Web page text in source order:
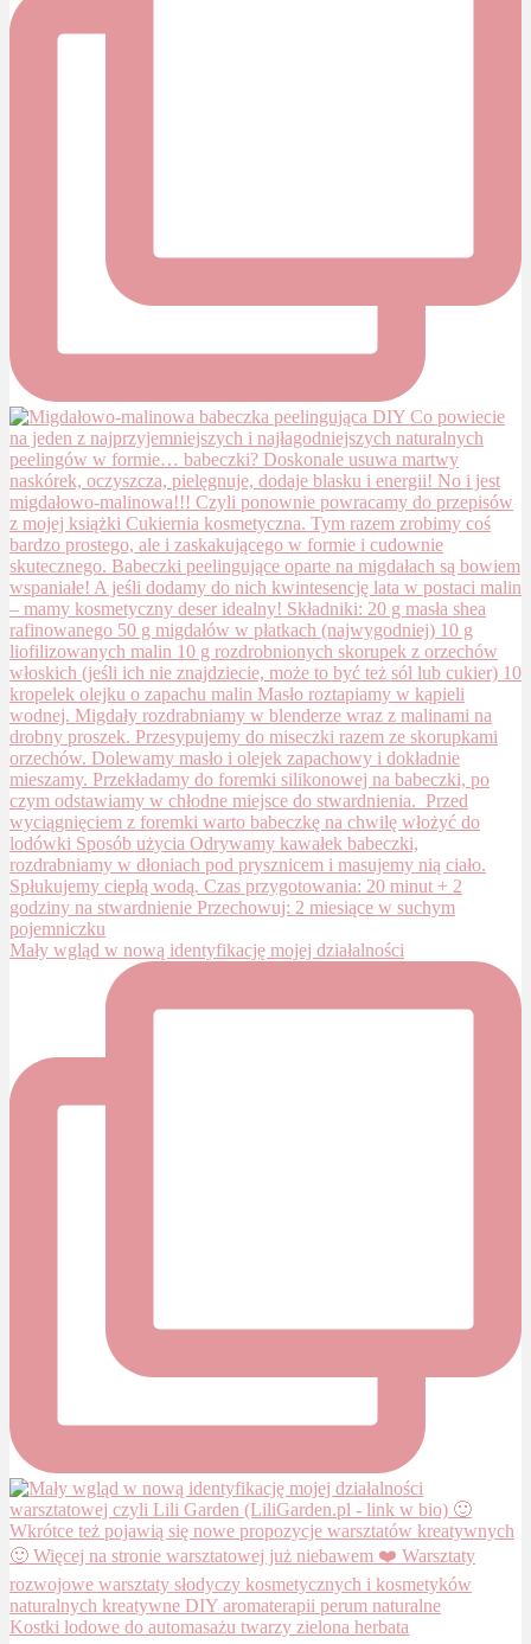
Mały wgląd w nową identyfikację mojej działalności
Kostki lodowe do automasażu twarzy zielona herbata